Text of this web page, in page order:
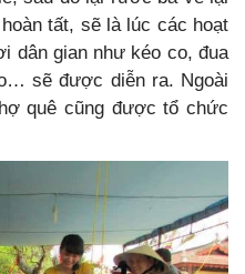
tất, sẽ là lúc các hoạt
dân gian như kéo co, đua
sẽ được diễn ra. Ngoài
quê cũng được tổ chức